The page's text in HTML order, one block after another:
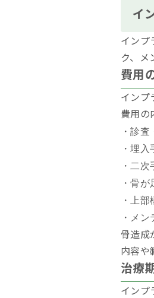
イ
インプ
ク、メ
費用
インプ
費用の
・診
・埋入
・二次
・骨
・上部
・メン
骨造成
内容や
治療
インプ